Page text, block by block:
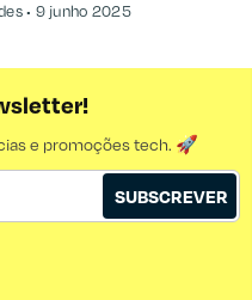
9 junho 2025
e promoções tech. 🚀
SUBSCREVER